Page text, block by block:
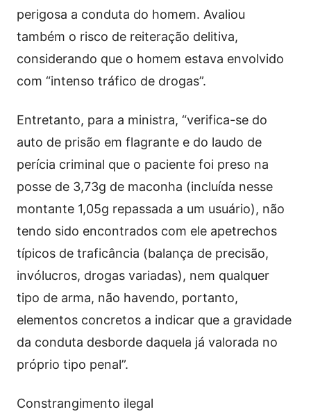
perigosa a conduta do homem. Avaliou
também o risco de reiteração delitiva,
considerando que o homem estava envolvido
com “intenso tráfico de drogas”.
Entretanto, para a ministra, “verifica-se do
auto de prisão em flagrante e do laudo de
perícia criminal que o paciente foi preso na
posse de 3,73g de maconha (incluída nesse
montante 1,05g repassada a um usuário), não
tendo sido encontrados com ele apetrechos
típicos de traficância (balança de precisão,
invólucros, drogas variadas), nem qualquer
tipo de arma, não havendo, portanto,
elementos concretos a indicar que a gravidade
da conduta desborde daquela já valorada no
próprio tipo penal”.
Constrangimento ilegal